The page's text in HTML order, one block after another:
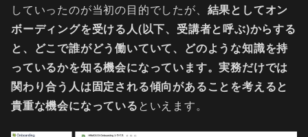
していったのが当初の目的でしたが、 結果としてオン
ボーディングを受ける人(以下、受講者と呼ぶ)からする
と、どこで誰がどう働いていて、どのような知識を持
っているかを知る機会になっています。実務だけでは
関わり合う人は固定される傾向があることを考えると
貴重な機会になっているといえます。